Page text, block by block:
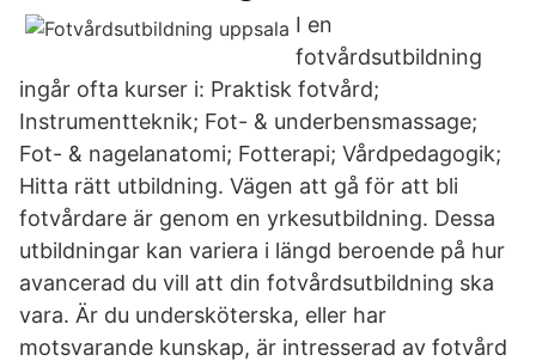
I en
fotvårdsutbildning
ingår ofta kurser i: Praktisk fotvård;
Instrumentteknik; Fot- & underbensmassage;
Fot- & nagelanatomi; Fotterapi; Vårdpedagogik;
Hitta rätt utbildning. Vägen att gå för att bli
fotvårdare är genom en yrkesutbildning. Dessa
utbildningar kan variera i längd beroende på hur
avancerad du vill att din fotvårdsutbildning ska
vara. Är du undersköterska, eller har
motsvarande kunskap, är intresserad av fotvård